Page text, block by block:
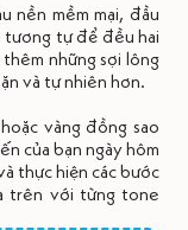
nền mềm mại, đầu
tương tự để đều hai
những sợi lông
và tự nhiên hơn.
vàng đồng sao
của bạn ngày hôm
thực hiện các bước
trên với từng tone